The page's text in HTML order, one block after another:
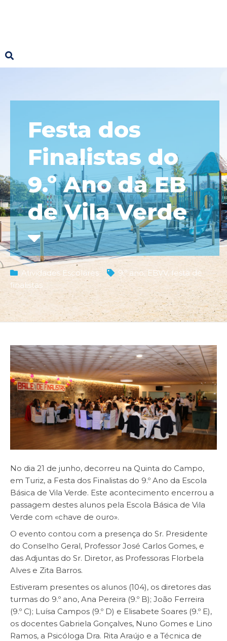
Festa dos
Finalistas do
9.º Ano da EB
de Vila Verde
Atividades Escolares 9.º ano, EBVV, festa de
finalistas
No dia 21 de junho, decorreu na Quinta do Campo,
em Turiz, a Festa dos Finalistas do 9.º Ano da Escola
Básica de Vila Verde. Este acontecimento encerrou a
passagem destes alunos pela Escola Básica de Vila
Verde com «chave de ouro».
O evento contou com a presença do Sr. Presidente
do Conselho Geral, Professor José Carlos Gomes, e
das Adjuntas do Sr. Diretor, as Professoras Florbela
Alves e Zita Barros.
Estiveram presentes os alunos (104), os diretores das
turmas do 9.º ano, Ana Pereira (9.º B); João Ferreira
(9.º C); Luísa Campos (9.º D) e Elisabete Soares (9.º E),
os docentes Gabriela Gonçalves, Nuno Gomes e Lino
Ramos, a Psicóloga Dra. Rita Araújo e a Técnica de